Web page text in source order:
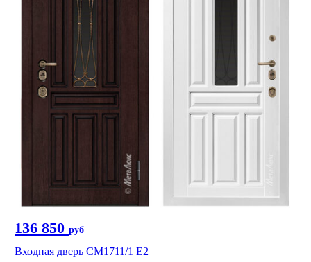
136 850 руб
Входная дверь CМ1711/1 Е2